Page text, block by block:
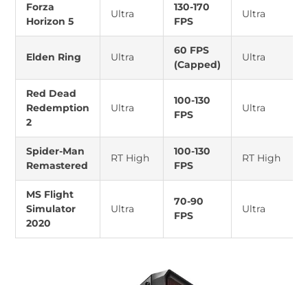
Forza
Horizon 5
Ultra
130-170
FPS
Ultra
Elden Ring Ultra
60 FPS
(Capped)
Ultra
Red Dead
Redemption
2
Ultra
100-130
FPS
Ultra
Spider-Man
Remastered
RT High
100-130
FPS
RT High
MS Flight
Simulator
2020
Ultra
70-90
FPS
Ultra